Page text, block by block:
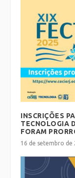
INSCRIÇÕES
TECNOLOGIA
FORAM
16 de setembro de